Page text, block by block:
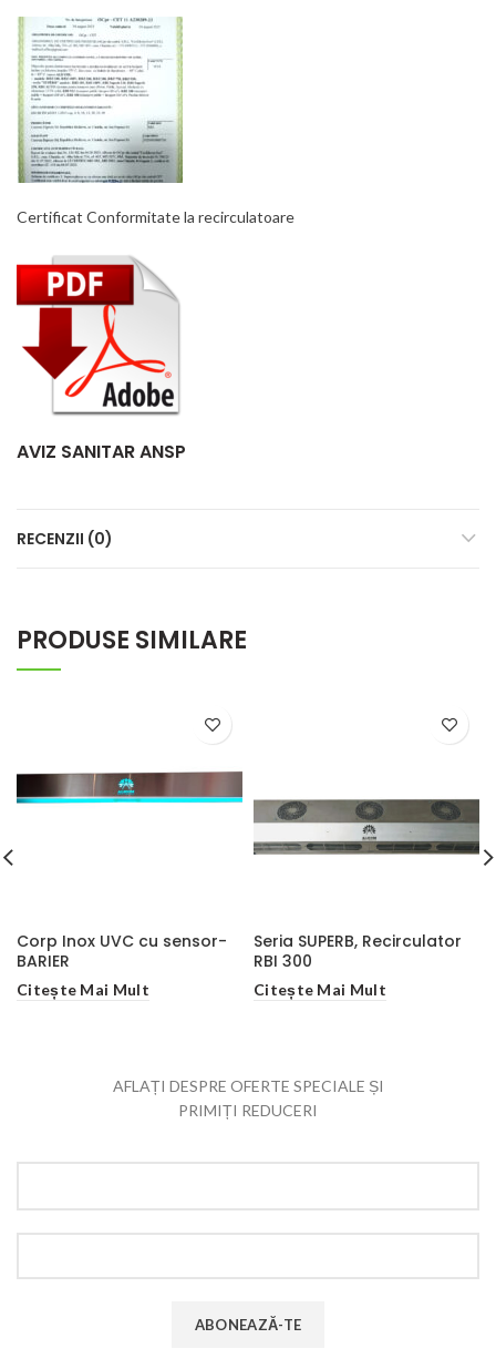
Certificat Conformitate la recirculatoare
AVIZ SANITAR ANSP
RECENZII (0)
PRODUSE SIMILARE
Corp Inox UVC cu sensor-
BARIER
Citește Mai Mult
Seria SUPERB, Recirculator
RBI 300
Citește Mai Mult
AFLAȚI DESPRE OFERTE SPECIALE ȘI
PRIMIȚI REDUCERI